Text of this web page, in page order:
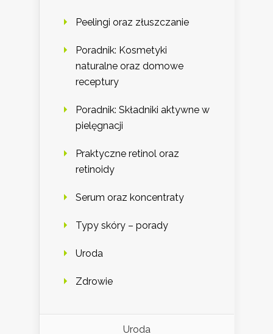
Peelingi oraz złuszczanie
Poradnik: Kosmetyki
naturalne oraz domowe
receptury
Poradnik: Składniki aktywne w
pielęgnacji
Praktyczne retinol oraz
retinoidy
Serum oraz koncentraty
Typy skóry – porady
Uroda
Zdrowie
Uroda